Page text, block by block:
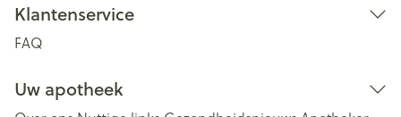
Klantenservice
FAQ
Uw apotheek